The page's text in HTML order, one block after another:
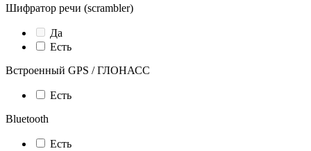
Шифратор речи (scrambler)
Да
Есть
Встроенный GPS / ГЛОНАСС
Есть
Bluetooth
Есть